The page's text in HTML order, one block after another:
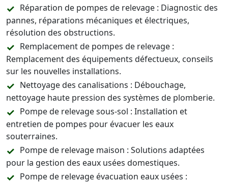
Réparation de pompes de relevage : Diagnostic des
pannes, réparations mécaniques et électriques,
résolution des obstructions.
Remplacement de pompes de relevage :
Remplacement des équipements défectueux, conseils
sur les nouvelles installations.
Nettoyage des canalisations : Débouchage,
nettoyage haute pression des systèmes de plomberie.
Pompe de relevage sous-sol : Installation et
entretien de pompes pour évacuer les eaux
souterraines.
Pompe de relevage maison : Solutions adaptées
pour la gestion des eaux usées domestiques.
Pompe de relevage évacuation eaux usées :